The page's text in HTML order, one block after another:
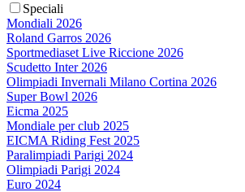
Speciali
Mondiali 2026
Roland Garros 2026
Sportmediaset Live Riccione 2026
Scudetto Inter 2026
Olimpiadi Invernali Milano Cortina 2026
Super Bowl 2026
Eicma 2025
Mondiale per club 2025
EICMA Riding Fest 2025
Paralimpiadi Parigi 2024
Olimpiadi Parigi 2024
Euro 2024